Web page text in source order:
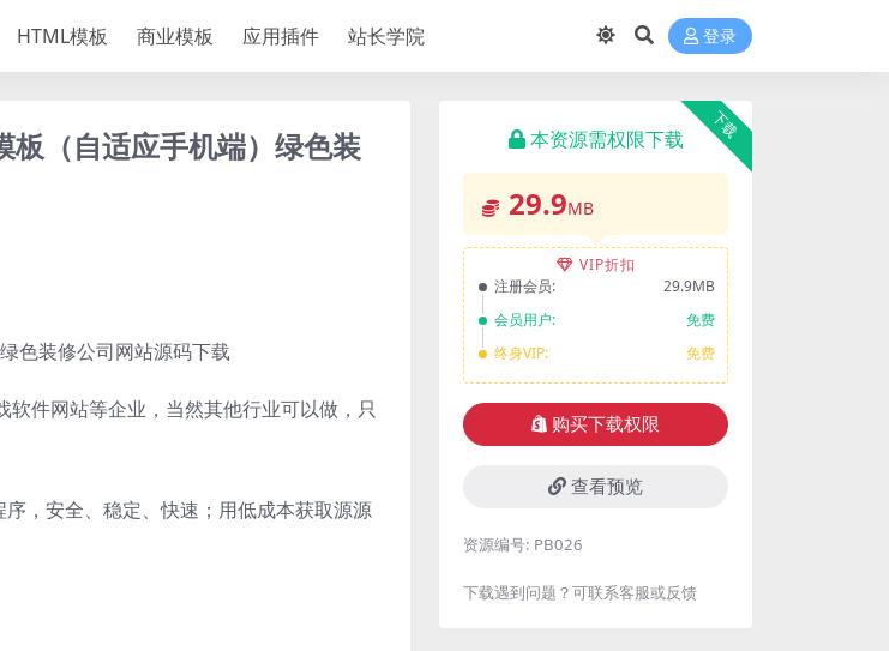
HTML模板 商业模板 应用插件 站长学院 登录
（自适应手机端）绿色装
色装修公司网站源码下载
件网站等企业，当然其他行业可以做，只
，安全、稳定、快速；用低成本获取源源
下载
本资源需权限下载
29.9MB
VIP折扣
注册会员:
29.9MB
会员用户:
免费
终身VIP:
免费
购买下载权限
查看预览
资源编号: PB026
下载遇到问题？可联系客服或反馈